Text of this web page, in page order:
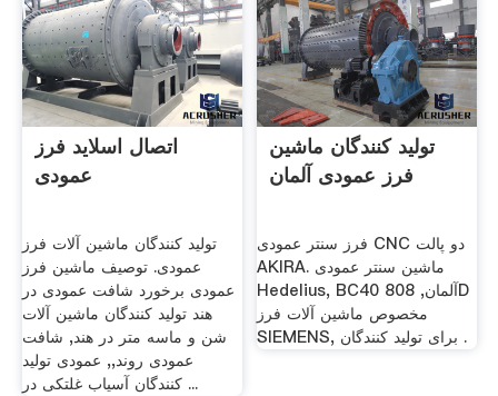
اتصال اسلاید فرز
عمودی
تولید کنندگان ماشین آلات فرز
عمودی. توصیف ماشین فرز
عمودی برخورد شافت عمودی در
هند تولید کنندگان ماشین آلات
شن و ماسه متر در هند, شافت
عمودی روند,, عمودی تولید
کنندگان آسیاب غلتکی در ...
تولید کنندگان ماشین
فرز عمودی آلمان
فرز سنتر عمودی CNC دو پالت
AKIRA. ماشین سنتر عمودی
Hedelius, BC40 آلمان, 808D
مخصوص ماشین آلات فرز
SIEMENS, برای تولید کنندگان .